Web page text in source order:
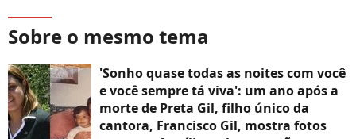
Sobre o mesmo tema
'Sonho quase todas as noites com você
e você sempre tá viva': um ano após a
morte de Preta Gil, filho único da
cantora, Francisco Gil, mostra fotos